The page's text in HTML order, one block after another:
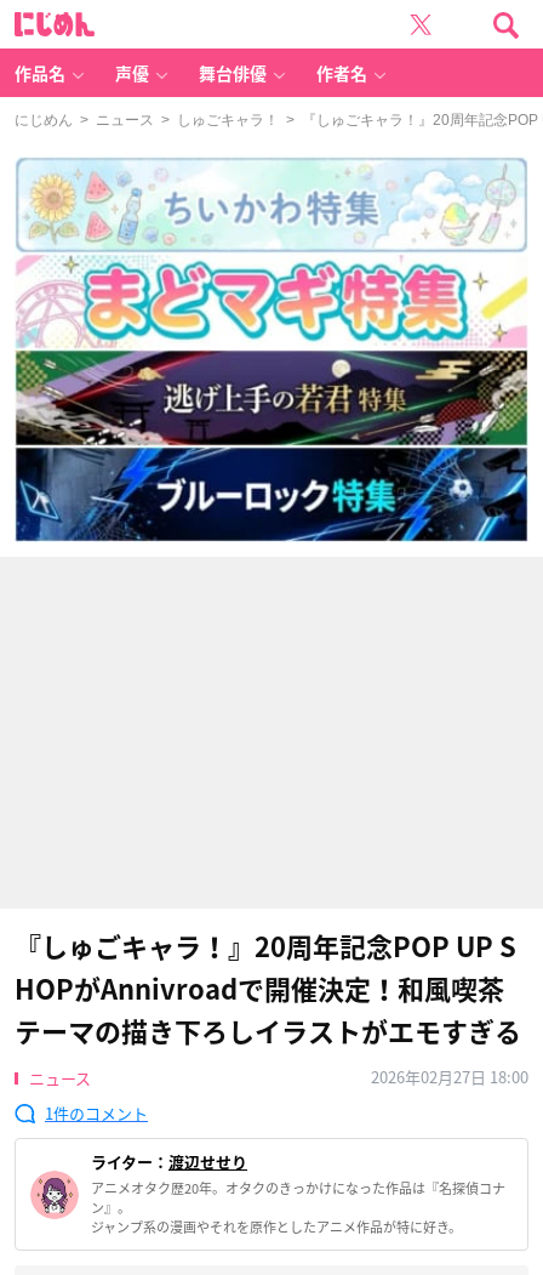
作品名 声優 舞台俳優 作者名
にじめん > ニュース > しゅごキャラ！ > 『しゅごキャラ！』20周年記念
『しゅごキャラ！』20周年記念POP UP S
HOPがAnnivroadで開催決定！和風喫茶
テーマの描き下ろしイラストがエモすぎる
ニュース
2026年02月27日 18:00
1
ライター： 渡辺せせり
アニメオタク歴20年。オタクのきっかけになった作品は『名探偵コナ
ン』。
ジャンプ系の漫画やそれを原作としたアニメ作品が特に好き。